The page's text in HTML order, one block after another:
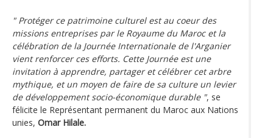
" Protéger ce patrimoine culturel est au coeur des
missions entreprises par le Royaume du Maroc et la
célébration de la Journée Internationale de l'Arganier
vient renforcer ces efforts. Cette Journée est une
invitation à apprendre, partager et célébrer cet arbre
mythique, et un moyen de faire de sa culture un levier
de développement socio-économique durable ", se
félicite le Représentant permanent du Maroc aux Nations
unies, Omar Hilale.